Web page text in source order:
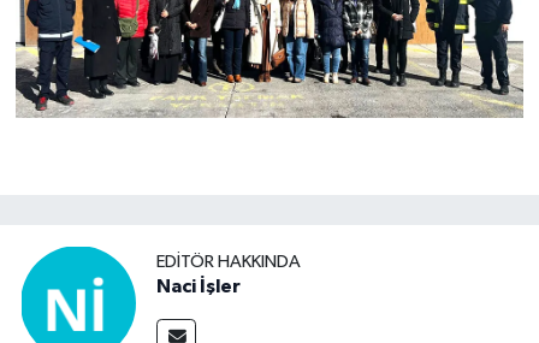
EDITÖR HAKKINDA
Naci İşler